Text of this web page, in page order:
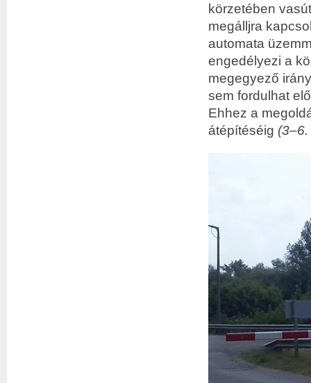
körzetében
megálljra
automata
engedélyezi a
megegyező
sem fordulhat
Ehhez a
átépítéséig